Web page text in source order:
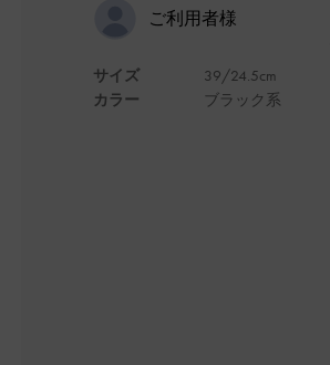
ご利用者様
サイズ
カラー
39/24.5cm
ブラック系